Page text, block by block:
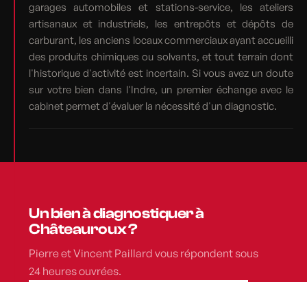
garages automobiles et stations-service, les ateliers
artisanaux et industriels, les entrepôts et dépôts de
carburant, les anciens locaux commerciaux ayant accueilli
des produits chimiques ou solvants, et tout terrain dont
l'historique d'activité est incertain. Si vous avez un doute
sur votre bien dans l'Indre, un premier échange avec le
cabinet permet d'évaluer la nécessité d'un diagnostic.
Un bien à diagnostiquer à
Châteauroux ?
Pierre et Vincent Paillard vous répondent sous
24 heures ouvrées.